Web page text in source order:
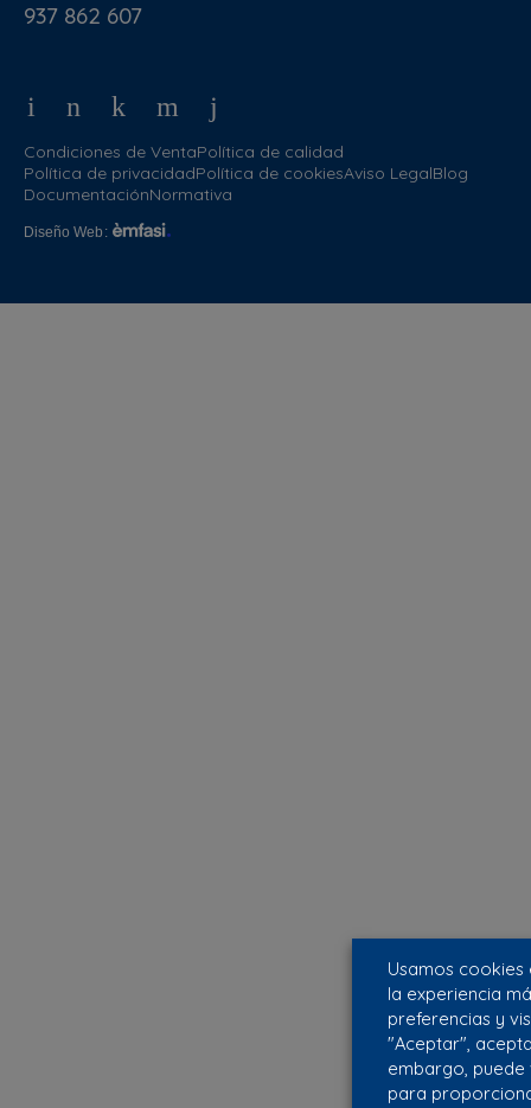
937 862 607
Condiciones de VentaPolítica de calidad
Política de privacidadPolítica de cookiesAviso LegalBlog
DocumentaciónNormativa
Diseño Web :
Usamos
la experiencia
preferencias y
"Aceptar",
embargo,
para